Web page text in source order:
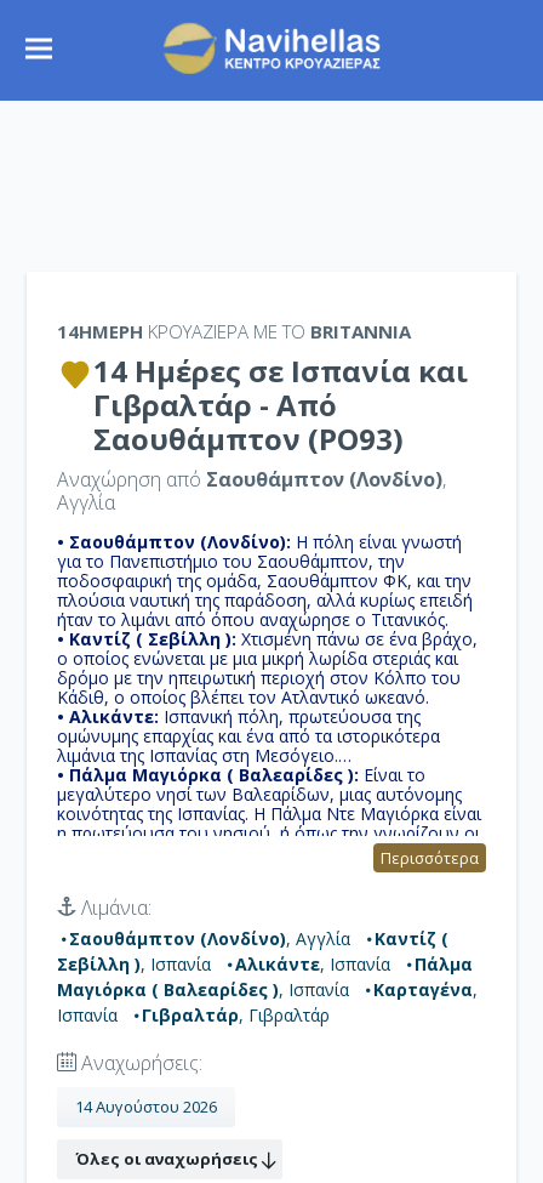
14ΉΜΕΡΗ ΚΡΟΥΑΖΙΕΡΑ ΜΕ ΤΟ BRITANNIA
14 Ημέρες σε Ισπανία και
Γιβραλτάρ - Από
Σαουθάμπτον (PO93)
Αναχώρηση από Σαουθάμπτον (Λονδίνο),
Αγγλία
• Σαουθάμπτον (Λονδίνο): H πόλη είναι γνωστή
για το Πανεπιστήμιο του Σαουθάμπτον, την
ποδοσφαιρική της ομάδα, Σαουθάμπτον ΦΚ, και την
πλούσια ναυτική της παράδοση, αλλά κυρίως επειδή
ήταν το λιμάνι από όπου αναχώρησε ο Τιτανικός.
• Καντίζ ( Σεβίλλη ): Χτισμένη πάνω σε ένα βράχο,
ο οποίος ενώνεται με μια μικρή λωρίδα στεριάς και
δρόμο με την ηπειρωτική περιοχή στον Κόλπο του
Κάδιθ, ο οποίος βλέπει τον Ατλαντικό ωκεανό.
• Αλικάντε: Ισπανική πόλη, πρωτεύουσα της
ομώνυμης επαρχίας και ένα από τα ιστορικότερα
λιμάνια της Ισπανίας στη Μεσόγειο.
• Πάλμα Μαγιόρκα ( Βαλεαρίδες ): Είναι το
μεγαλύτερο νησί των Βαλεαρίδων, μιας αυτόνομης
κοινότητας της Ισπανίας. Η Πάλμα Ντε Μαγιόρκα είναι
η πρωτεύουσα του νησιού, ή όπως την γνωρίζουν οι
κάτοικοι του υπόλοιπου νησιού Ciutat, δηλαδή πόλη
στα καταλανικά, παρόμοιο του συνηθισμένου
χαρακτηρισμού στα ελληνικά νησιά 'χώρα'.
• Καρταγένα:
Καρθαγένης ήρθε στην επιφάνεια και η πόλη
μεταμορφώθηκε από στρατιωτικό κέντρο σε κέντρο
πολιτισμού ή, όπως λέει το τουριστικό σλόγκαν της
πόλης, σε «λιμάνι πολιτισμών».
• Γιβραλτάρ:" Ο Βράχος", μια πόλη, μια Χώρα γιατί
που αλλού θα βρείτε μια πόλη, που παρά το μικρό
της μέγεθος, είναι -επίσης- και χώρα!
Περισσότερα
Λιμάνια:
Σαουθάμπτον (Λονδίνο), Αγγλία
Καντίζ (
Σεβίλλη ), Ισπανία Αλικάντε, Ισπανία
Πάλμα
Μαγιόρκα ( Βαλεαρίδες ), Ισπανία Καρταγένα,
Ισπανία
Γιβραλτάρ, Γιβραλτάρ
Αναχωρήσεις:
14 Αυγούστου 2026
Όλες οι αναχωρήσεις